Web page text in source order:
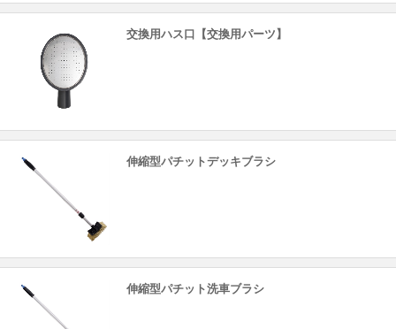
交換用ハス口【交換用パーツ】
伸縮型パチットデッキブラシ
伸縮型パチット洗車ブラシ